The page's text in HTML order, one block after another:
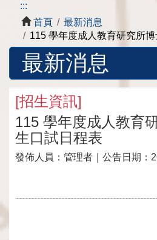
:::
首頁
最新消息
115 學年度成人教育研究所
最新消息
[招生資訊]
115 學年度成人教育
生口試日程表
發佈人員： 管理者 ｜公告日期：